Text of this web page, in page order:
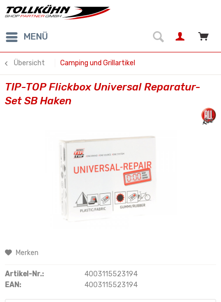
MENÜ
Übersicht Camping und Grillartikel
TIP-TOP Flickbox Universal Reparatur-
Set SB Haken
Merken
Artikel-Nr.:
4003115523194
EAN:
4003115523194